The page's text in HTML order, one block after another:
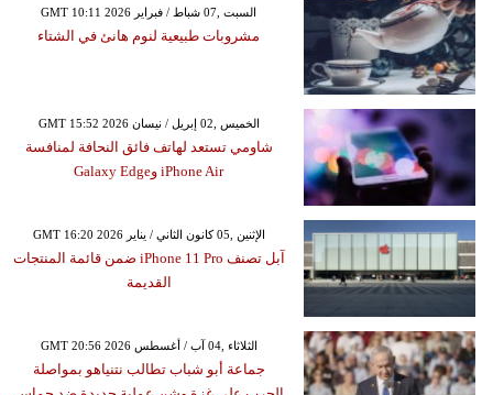
GMT 10:11 2026 السبت ,07 شباط / فبراير
مشروبات طبيعية لنوم هانئ في الشتاء
GMT 15:52 2026 الخميس ,02 إبريل / نيسان
شاومي تستعد لهاتف فائق النحافة لمنافسة
iPhone Air وGalaxy Edge
GMT 16:20 2026 الإثنين ,05 كانون الثاني / يناير
آبل تصنف iPhone 11 Pro ضمن قائمة المنتجات
القديمة
GMT 20:56 2026 الثلاثاء ,04 آب / أغسطس
جماعة أبو شباب تطالب نتنياهو بمواصلة